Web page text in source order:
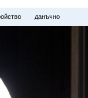
данъчно